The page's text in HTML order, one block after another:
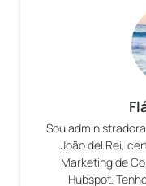
Sou
João del Rei,
Marketing de
Hubspot.